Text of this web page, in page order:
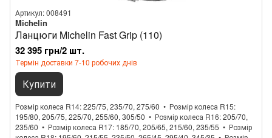
Артикул: 008491
Michelin
Ланцюги Michelin Fast Grip (110)
32 395 грн/2 шт.
Термін доставки 7-10 робочих днів
Купити
Розмір колеса R14 225/75, 235/70, 275/60
Розмір колеса R15
195/80, 205/75, 225/70, 255/60, 305/50
Розмір колеса R16 205/70,
235/60
Розмір колеса R17 185/70, 205/65, 215/60, 235/55
Розмір